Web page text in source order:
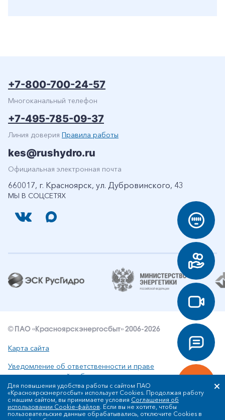
МЫ В СОЦСЕТЯХ
+7-800-700-24-57
Многоканальный телефон
+7-495-785-09-37
Линия доверия Правила работы
kes@rushydro.ru
Официальная электронная почта
660017, г. Красноярск, ул. Дубровинского, 43
© ПАО «Красноярскэнергосбыт» 2006-2026
Карта сайта
Уведомление об ответственности и праве
интеллектуальной собственности
Политика ПАО «Красноярскэнергосбыт» в отношении
обработки персональных данных
Для повышения удобства работы с сайтом ПАО
«Красноярскэнергосбыт» использует Cookies. Продолжая работу
с нашим сайтом, вы принимаете условия Соглашения об
использовании Cookie-файлов. Если вы не хотите, чтобы
пользовательские данные обрабатывались, отключите Cookies в